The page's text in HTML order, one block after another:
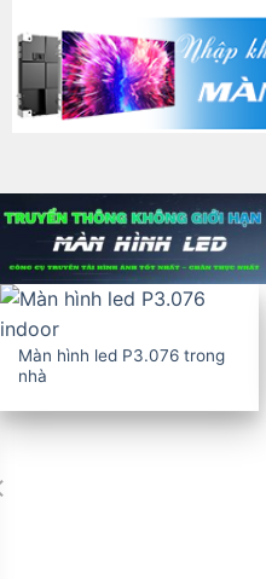
Màn hình led P3.076 trong
nhà